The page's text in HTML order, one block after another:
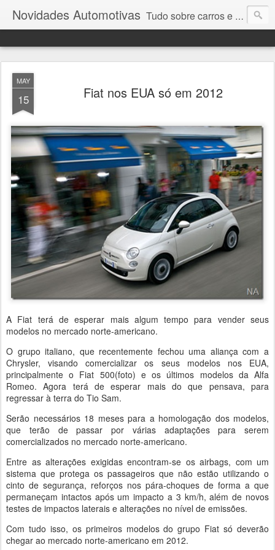
Novidades Automotivas Tudo sobre carros e motores
MAY
15 Fiat nos EUA só em 2012
A Fiat terá de esperar mais algum tempo para vender seus
modelos no mercado norte-americano.
O grupo italiano, que recentemente fechou uma aliança com a
Chrysler, visando comercializar os seus modelos nos EUA,
principalmente o Fiat 500(foto) e os últimos modelos da Alfa
Romeo. Agora terá de esperar mais do que pensava, para
regressar à terra do Tio Sam.
Serão necessários 18 meses para a homologação dos modelos,
que terão de passar por várias adaptações para serem
comercializados no mercado norte-americano.
Entre as alterações exigidas encontram-se os airbags, com um
sistema que protega os passageiros que não estão utilizando o
cinto de segurança, reforços nos pára-choques de forma a que
permaneçam intactos após um impacto a 3 km/h, além de novos
testes de impactos laterais e alterações no nível de emissões.
Com tudo isso, os primeiros modelos do grupo Fiat só deverão
chegar ao mercado norte-americano em 2012.